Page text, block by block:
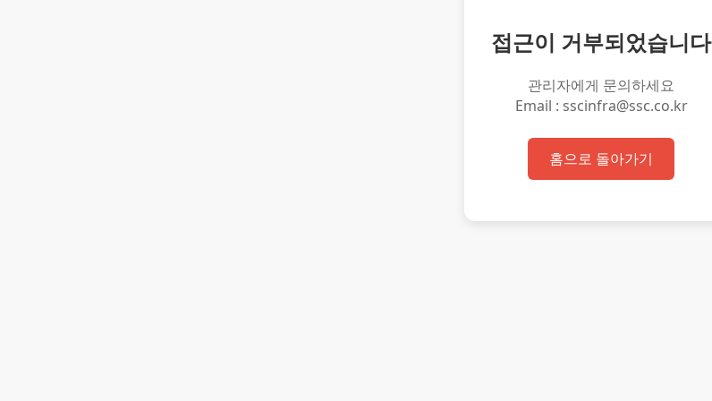
접근이 거부되었습니다
관리자에게 문의하세요
Email : sscinfra@ssc.co.kr
홈으로 돌아가기